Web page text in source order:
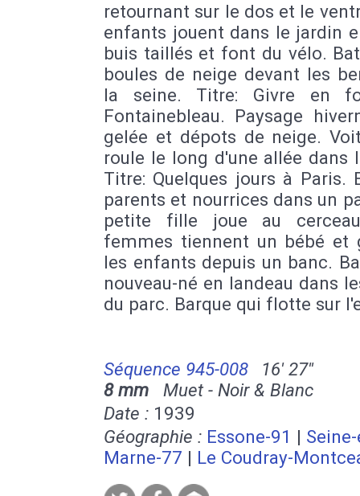
retournant sur le dos et le
enfants jouent dans le jardin
buis taillés et font du vélo.
boules de neige devant les
la seine. Titre: Givre en
Fontainebleau. Paysage
gelée et dépots de neige.
roule le long d'une allée dans
Titre: Quelques jours à Paris.
parents et nourrices dans un
petite fille joue au
femmes tiennent un bébé et
les enfants depuis un banc.
nouveau-né en landeau dans
du parc. Barque qui flotte sur
Séquence 945-008
16' 27''
8 mm Muet - Noir & Blanc
Date : 1939
Géographie : Essone-91 |
Marne-77 | Le Coudray-